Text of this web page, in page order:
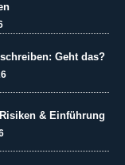
Geht das?
& Einführung